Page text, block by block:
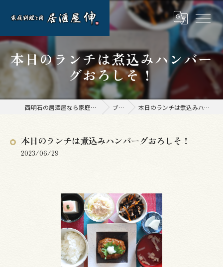
本日のランチは煮込みハンバー
グおろしそ！
西明石の居酒屋なら家庭料理と肉 居酒屋 伸 ブログ 本日のランチは煮込みハンバーグおろしそ！
本日のランチは煮込みハンバーグおろしそ！
2023/06/29